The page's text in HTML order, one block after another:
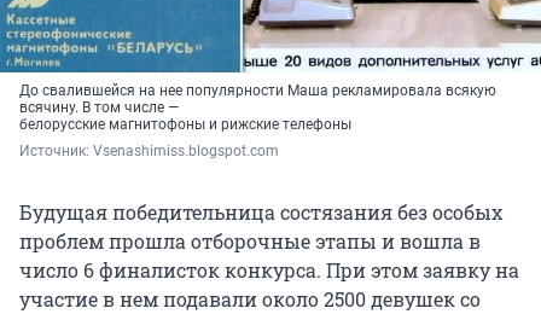
До свалившейся на нее популярности Маша рекламировала всякую
всячину. В том числе —
белорусские магнитофоны и рижские телефоны
Источник: Vsenashimiss.blogspot.com
Будущая победительница состязания без особых
проблем прошла отборочные этапы и вошла в
число 6 финалисток конкурса. При этом заявку на
участие в нем подавали около 2500 девушек со